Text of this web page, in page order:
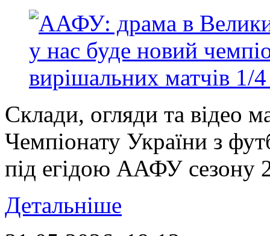
Склади, огляди та відео
Чемпіонату України з
під егідою ААФУ сезону
Детальніше